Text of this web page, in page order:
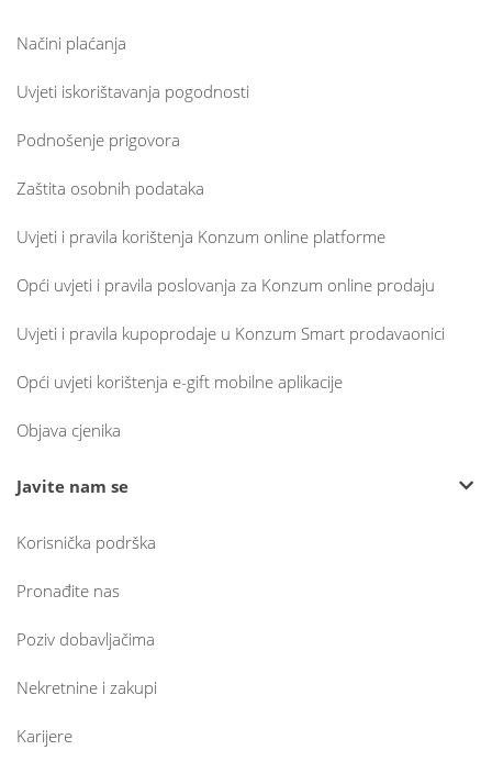
Načini plaćanja
Uvjeti iskorištavanja pogodnosti
Podnošenje prigovora
Zaštita osobnih podataka
Uvjeti i pravila korištenja Konzum online platforme
Opći uvjeti i pravila poslovanja za Konzum online prodaju
Uvjeti i pravila kupoprodaje u Konzum Smart prodavaonici
Opći uvjeti korištenja e-gift mobilne aplikacije
Objava cjenika
Javite nam se
Korisnička podrška
Pronađite nas
Poziv dobavljačima
Nekretnine i zakupi
Karijere